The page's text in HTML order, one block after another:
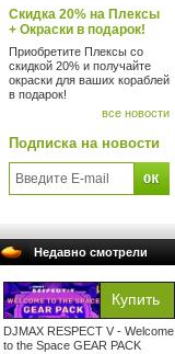
Скидка 20% на Плексы
+ Окраски в подарок!
Приобретите Плексы со
скидкой 20% и получайте
окраски для ваших кораблей
в подарок!
все новости
Подписка на новости
Недавно смотрели
DJMAX RESPECT V - Welcome
to the Space GEAR PACK